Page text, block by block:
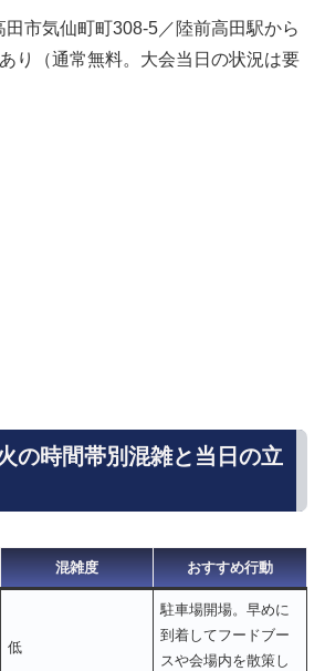
田市気仙町町308-5／陸前高田駅から
り（通常無料。大会当日の状況は要
の時間帯別混雑と当日の立
混雑度 おすすめ行動
低
駐車場開場。早めに
到着してフードブー
スや会場内を散策し